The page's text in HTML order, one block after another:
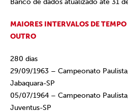
Banco de dados atualizado até 31
MAIORES INTERVALOS DE
OUTRO
280 dias
29/09/1963 – Campeonato
Jabaquara-SP
05/07/1964 – Campeonato
Juventus-SP